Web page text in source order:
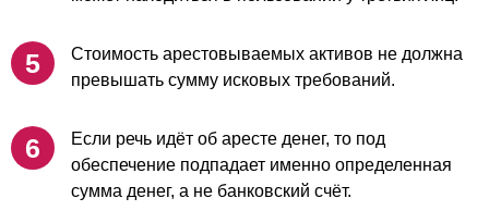
Стоимость арестовываемых активов не должна
превышать сумму исковых требований.
Если речь идёт об аресте денег, то под
обеспечение подпадает именно определенная
сумма денег, а не банковский счёт.